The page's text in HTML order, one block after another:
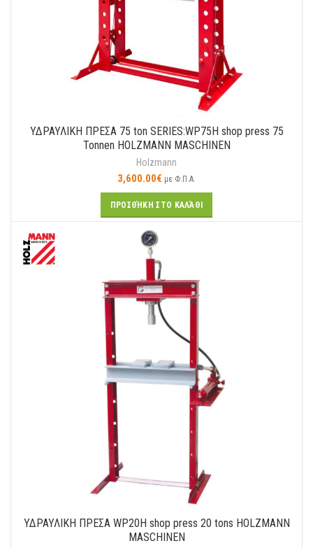
ΥΔΡΑΥΛΙΚΗ ΠΡΕΣΑ 75 ton SERIES:WP75H shop press 75
Tonnen HOLZMANN MASCHINEN
Holzmann
3,600.00€ με Φ.Π.Α.
ΠΡΟΣΘΉΚΗ ΣΤΟ ΚΑΛΆΘΙ
ΥΔΡΑΥΛΙΚΗ ΠΡΕΣΑ WP20Η shop press 20 tons HOLZMANN
MASCHINEN